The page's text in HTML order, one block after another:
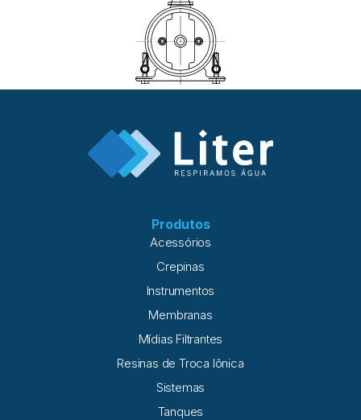
Produtos
Acessórios
Crepinas
Instrumentos
Membranas
Mídias Filtrantes
Resinas de Troca Iônica
Sistemas
Tanques